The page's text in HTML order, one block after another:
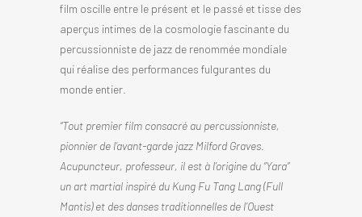
film oscille entre le présent et le passé et tisse des
aperçus intimes de la cosmologie fascinante du
percussionniste de jazz de renommée mondiale
qui réalise des performances fulgurantes du
monde entier.
“Tout premier film consacré au percussionniste,
pionnier de l’avant-garde jazz Milford Graves.
Acupuncteur, professeur, il est à l’origine du “Yara”
un art martial inspiré du Kung Fu Tang Lang (Full
Mantis) et des danses traditionnelles de l’Ouest